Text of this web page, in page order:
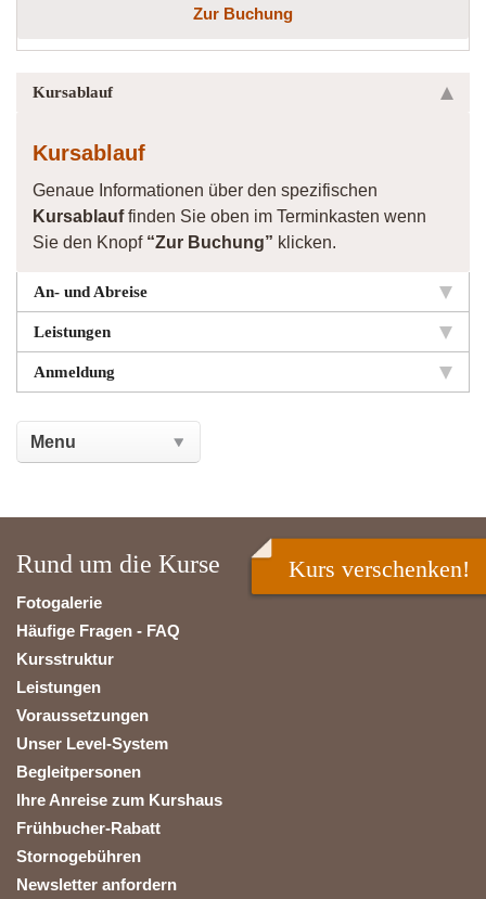
Zur Buchung
Kursablauf
Kursablauf
Genaue Informationen über den spezifischen
Kursablauffinden Sie oben im Terminkasten wenn
Sie den Knopf “Zur Buchung” klicken.
An- und Abreise
Leistungen
Anmeldung
Rund um die Kurse
Fotogalerie
Häufige Fragen - FAQ
Kursstruktur
Leistungen
Voraussetzungen
Unser Level-System
Begleitpersonen
Ihre Anreise zum Kurshaus
Frühbucher-Rabatt
Stornogebühren
Newsletter anfordern
Kurs verschenken!